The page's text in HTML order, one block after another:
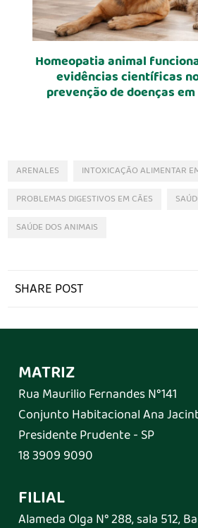
Homeopatia animal
evidências científicas
prevenção de doenças
ARENALES
INTOXICAÇÃO ALIMENTAR
PROBLEMAS DIGESTIVOS EM CÃES
SAÚDE DOS ANIMAIS
SHARE POST
MATRIZ
Rua Maurilio Fernandes N°141
Conjunto Habitacional Ana
Presidente Prudente - SP
18 3909 9090
FILIAL
Alameda Olga N° 288, sala 512,